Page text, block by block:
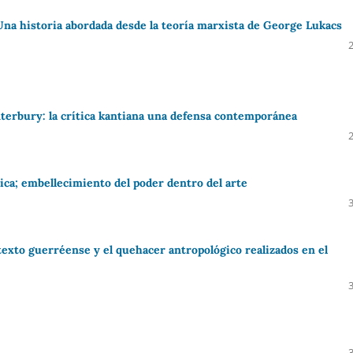
historia abordada desde la teoría marxista de George Lukacs
la crítica kantiana una defensa contemporánea
embellecimiento del poder dentro del arte
guerréense y el quehacer antropológico realizados en el